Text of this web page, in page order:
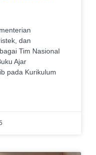
dan
Tim Nasional
Ajar
pada Kurikulum